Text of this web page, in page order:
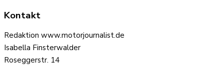
Kontakt
Redaktion www.motorjournalist.de
Isabella Finsterwalder
Roseggerstr. 14